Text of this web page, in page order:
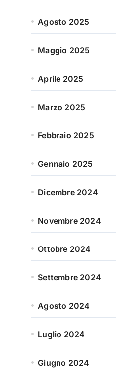
Agosto 2025
Maggio 2025
Aprile 2025
Marzo 2025
Febbraio 2025
Gennaio 2025
Dicembre 2024
Novembre 2024
Ottobre 2024
Settembre 2024
Agosto 2024
Luglio 2024
Giugno 2024